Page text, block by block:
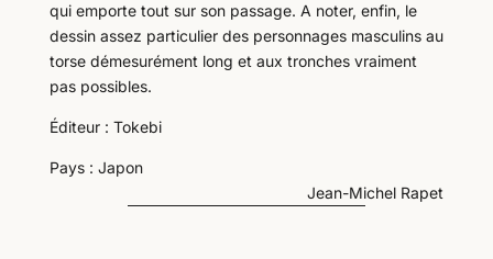
qui emporte tout sur son passage. A noter, enfin, le
dessin assez particulier des personnages masculins au
torse démesurément long et aux tronches vraiment
pas possibles.
Éditeur : Tokebi
Pays : Japon
Jean-Michel Rapet